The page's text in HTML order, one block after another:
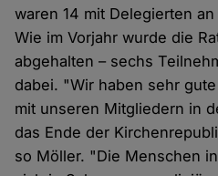
waren 14 mit Delegierten
Wie im Vorjahr wurde die
abgehalten – sechs
dabei. "Wir haben sehr
mit unseren Mitgliedern in
das Ende der
so Möller. "Die Menschen